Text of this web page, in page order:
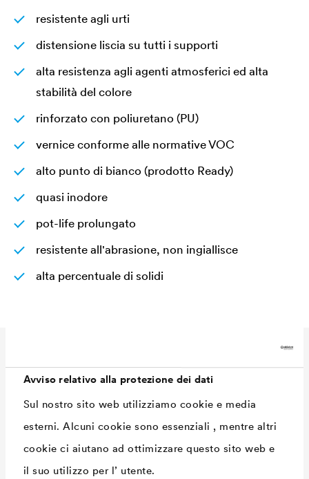
Avviso relativo alla protezione dei dati
Sul nostro sito web utilizziamo cookie e media
esterni. Alcuni cookie sono essenziali , mentre altri
cookie ci aiutano ad ottimizzare questo sito web e
il suo utilizzo per l’ utente.
resistente agli urti
distensione liscia su tutti i supporti
alta resistenza agli agenti atmosferici ed alta
stabilità del colore
rinforzato con poliuretano (PU)
vernice conforme alle normative VOC
alto punto di bianco (prodotto Ready)
quasi inodore
pot-life prolungato
resistente all'abrasione, non ingiallisce
alta percentuale di solidi
Dati Tecnici
Consumo
90 - 110 ml/m²
Tonalità
bianco / incolore / RAL 7016
grigio antracite / RAL 7035